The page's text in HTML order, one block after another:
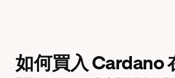
如何買入 Cardano